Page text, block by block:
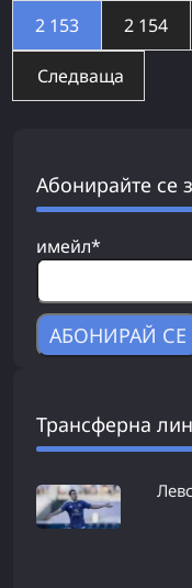
2 153 2 154
Следваща
Абонирайте се
имейл*
Трансферна